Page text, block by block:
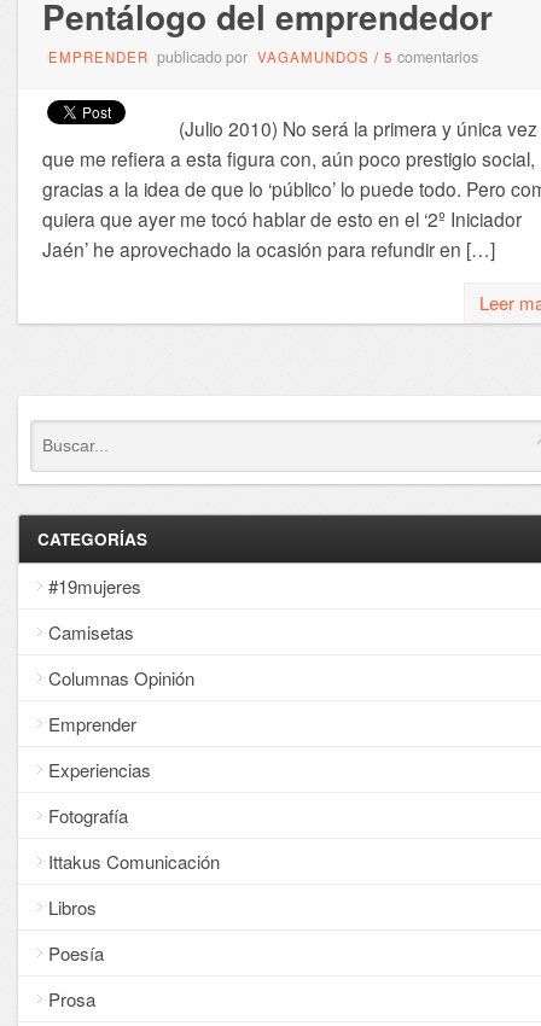
Pentálogo del emprendedor
EMPRENDER publicado por VAGAMUNDOS / 5 comentarios
(Julio 2010) No será la primera y única vez
que me refiera a esta figura con, aún poco prestigio social,
gracias a la idea de que lo ‘público’ lo puede todo. Pero
quiera que ayer me tocó hablar de esto en el ‘2º Iniciador
Jaén’ he aprovechado la ocasión para refundir en […]
Leer
CATEGORÍAS
#19mujeres
Camisetas
Columnas Opinión
Emprender
Experiencias
Fotografía
Ittakus Comunicación
Libros
Poesía
Prosa